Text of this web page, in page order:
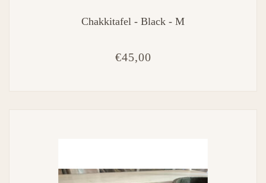
Chakkitafel - Black - M
€45,00